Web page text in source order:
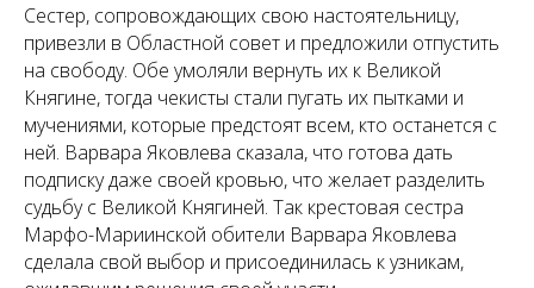
Сестер, сопровождающих свою настоятельницу,
привезли в Областной совет и предложили отпустить
на свободу. Обе умоляли вернуть их к Великой
Княгине, тогда чекисты стали пугать их пытками и
мучениями, которые предстоят всем, кто останется с
ней. Варвара Яковлева сказала, что готова дать
подписку даже своей кровью, что желает разделить
судьбу с Великой Княгиней. Так крестовая сестра
Марфо-Мариинской обители Варвара Яковлева
сделала свой выбор и присоединилась к узникам,